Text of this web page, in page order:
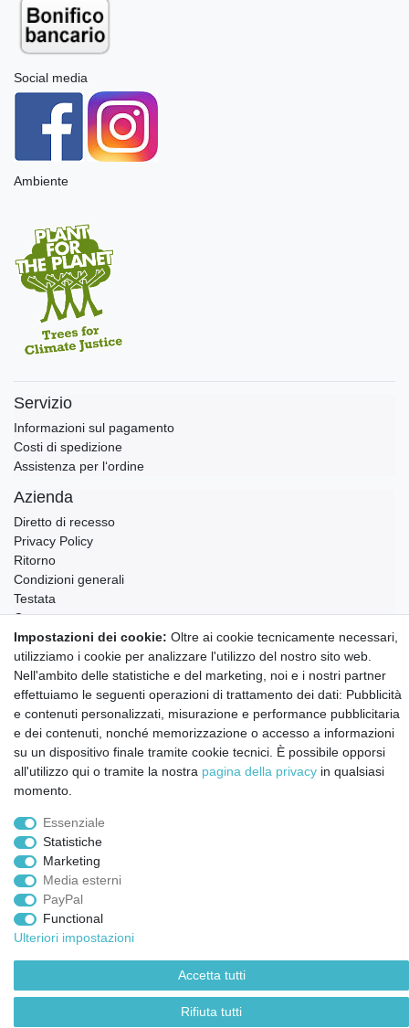
Social media
Ambiente
Servizio
Informazioni sul pagamento
Costi di spedizione
Assistenza per l‘ordine
Azienda
Diretto di recesso
Privacy Policy
Ritorno
Condizioni generali
Testata
Contatto
Annullare l'ordine
Notizie sui materiali Montessori e sull'educazione
Montessori.
Informazioni settimanali gratuite
Confermo di aver preso visione della: policy. Il mio accordo può essere revocato
in qualsiasi momento.
© Copyright 2026 | Tutti i diritti riservati.
Impostazioni dei cookie: Oltre ai cookie tecnicamente necessari,
utilizziamo i cookie per analizzare l'utilizzo del nostro sito web.
Nell'ambito delle statistiche e del marketing, noi e i nostri partner
effettuiamo le seguenti operazioni di trattamento dei dati: Pubblicità
e contenuti personalizzati, misurazione e performance pubblicitaria
e dei contenuti, nonché memorizzazione o accesso a informazioni
su un dispositivo finale tramite cookie tecnici. È possibile opporsi
all'utilizzo qui o tramite la nostra pagina della privacy in qualsiasi
momento.
Essenziale
Statistiche
Marketing
Media esterni
PayPal
Functional
Ulteriori impostazioni
Accetta tutti
Rifiuta tutti